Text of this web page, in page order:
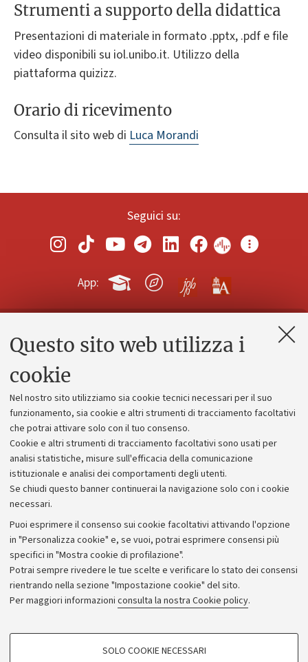
Questo sito web utilizza i
cookie
Nel nostro sito utilizziamo sia cookie tecnici necessari per il suo
funzionamento, sia cookie e altri strumenti di tracciamento facoltativi
che potrai attivare solo con il tuo consenso.
Cookie e altri strumenti di tracciamento facoltativi sono usati per
analisi statistiche, misure sull'efficacia della comunicazione
istituzionale e analisi dei comportamenti degli utenti.
Se chiudi questo banner continuerai la navigazione solo con i cookie
necessari.
Puoi esprimere il consenso sui cookie facoltativi attivando l'opzione
in "Personalizza cookie" e, se vuoi, potrai esprimere consensi più
specifici in "Mostra cookie di profilazione".
Potrai sempre rivedere le tue scelte e verificare lo stato dei consensi
rientrando nella sezione "Impostazione cookie" del sito.
Per maggiori informazioni consulta la nostra Cookie policy.
COOKIE DI PROFILAZIONE - FACOLTATIVI
SOLO COOKIE NECESSARI
Strumenti a supporto della didattica
Presentazioni di materiale in formato .pptx, .pdf e file
video disponibili su iol.unibo.it. Utilizzo della
piattaforma quizizz.
Orario di ricevimento
Consulta il sito web di Luca Morandi
Seguici su:
App:
Contatti e PEC
Alumni community
Piano strategico
Bilanci
Donazioni e 5x1000
Bandi, gare e concorsi
Albo online
Amministrazione trasparente
Atti di notifica
Informazioni sul sito e accessibilità
Dichiarazione di accessibilità
Privacy e note legali